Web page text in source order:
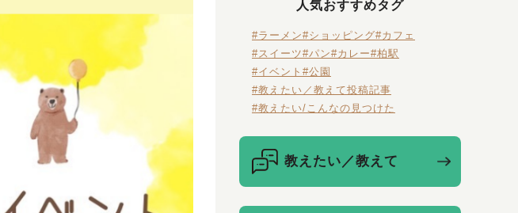
人気おすすめタグ
#ラーメン#ショッピング#カフェ
#スイーツ#パン#カレー#柏駅
#イベント #公園
#教えたい／教えて投稿記事
#教えたい/こんなの見つけた
教えたい／教えて